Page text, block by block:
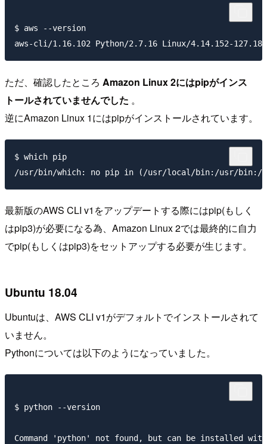
$ aws --version
ただ、確認したところ Amazon Linux 2にはpipがインス
トールされていませんでした 。
逆にAmazon Linux 1にはpipがインストールされています。
$ which pip
最新版のAWS CLI v1をアップデートする際にはpip(もしく
はpip3)が必要になる為、Amazon Linux 2では最終的に自力
でpip(もしくはpip3)をセットアップする必要が生じます。
Ubuntu 18.04
Ubuntuは、AWS CLI v1がデフォルトでインストールされて
いません。
Pythonについては以下のようになっていました。
$ python --version
Command 'python' not found, but can be installed